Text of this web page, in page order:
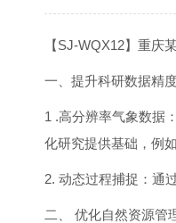
【SJ-WQX12】重庆
一、提升科研数据精
1 .高分辨率气象数据
化研究提供基础，例
2. 动态过程捕捉：通
二、 优化自然资源管